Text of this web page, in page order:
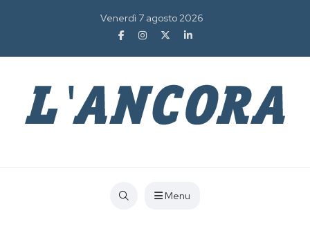
Venerdì 7 agosto 2026
Menu